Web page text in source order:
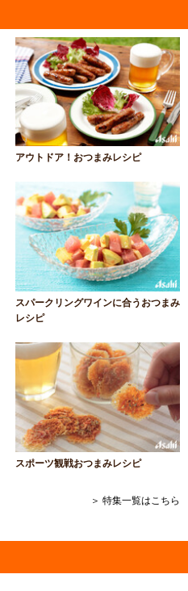
アウトドア！おつまみレシピ
スパークリングワインに合うおつまみ
レシピ
スポーツ観戦おつまみレシピ
＞ 特集一覧はこちら